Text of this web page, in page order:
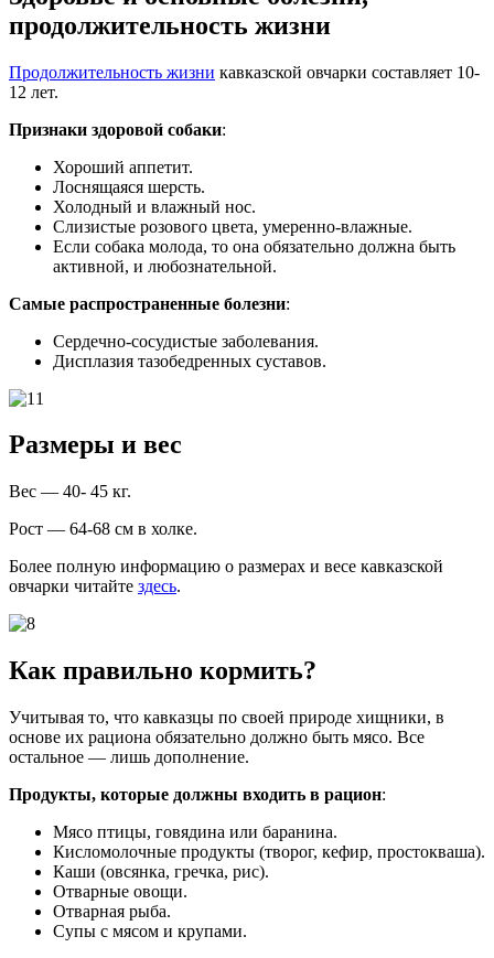
продолжительность жизни
Продолжительность жизни кавказской овчарки составляет 10-
12 лет.
Признаки здоровой собаки:
Хороший аппетит.
Лоснящаяся шерсть.
Холодный и влажный нос.
Слизистые розового цвета, умеренно-влажные.
Если собака молода, то она обязательно должна быть
активной, и любознательной.
Самые распространенные болезни:
Сердечно-сосудистые заболевания.
Дисплазия тазобедренных суставов.
Размеры и вес
Вес — 40- 45 кг.
Рост — 64-68 см в холке.
Более полную информацию о размерах и весе кавказской
овчарки читайте здесь.
Как правильно кормить?
Учитывая то, что кавказцы по своей природе хищники, в
основе их рациона обязательно должно быть мясо. Все
остальное — лишь дополнение.
Продукты, которые должны входить в рацион:
Мясо птицы, говядина или баранина.
Кисломолочные продукты (творог, кефир, простокваша).
Каши (овсянка, гречка, рис).
Отварные овощи.
Отварная рыба.
Супы с мясом и крупами.